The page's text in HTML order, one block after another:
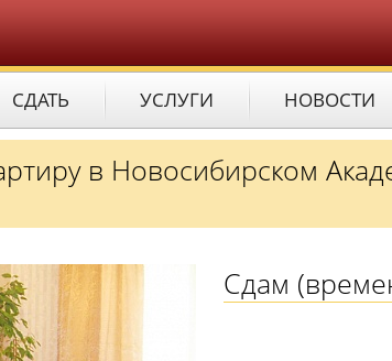
СДАТЬ УСЛУГИ НОВОСТИ
в Новосибирском
Сдам